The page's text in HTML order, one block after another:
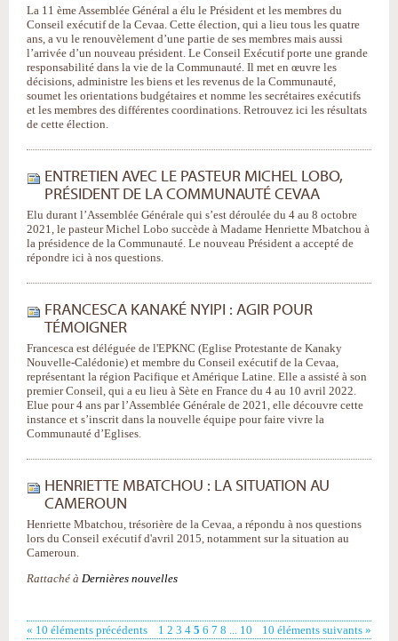
La 11 ème Assemblée Général a élu le Président et les membres du
Conseil exécutif de la Cevaa. Cette élection, qui a lieu tous les quatre
ans, a vu le renouvèlement d’une partie de ses membres mais aussi
l’arrivée d’un nouveau président. Le Conseil Exécutif porte une grande
responsabilité dans la vie de la Communauté. Il met en œuvre les
décisions, administre les biens et les revenus de la Communauté,
soumet les orientations budgétaires et nomme les secrétaires exécutifs
et les membres des différentes coordinations. Retrouvez ici les résultats
de cette élection.
ENTRETIEN AVEC LE PASTEUR MICHEL LOBO,
PRÉSIDENT DE LA COMMUNAUTÉ CEVAA
Elu durant l’Assemblée Générale qui s’est déroulée du 4 au 8 octobre
2021, le pasteur Michel Lobo succède à Madame Henriette Mbatchou à
la présidence de la Communauté. Le nouveau Président a accepté de
répondre ici à nos questions.
FRANCESCA KANAKÉ NYIPI : AGIR POUR
TÉMOIGNER
Francesca est déléguée de l'EPKNC (Eglise Protestante de Kanaky
Nouvelle-Calédonie) et membre du Conseil exécutif de la Cevaa,
représentant la région Pacifique et Amérique Latine. Elle a assisté à son
premier Conseil, qui a eu lieu à Sète en France du 4 au 10 avril 2022.
Elue pour 4 ans par l’Assemblée Générale de 2021, elle découvre cette
instance et s’inscrit dans la nouvelle équipe pour faire vivre la
Communauté d’Eglises.
HENRIETTE MBATCHOU : LA SITUATION AU
CAMEROUN
Henriette Mbatchou, trésorière de la Cevaa, a répondu à nos questions
lors du Conseil exécutif d'avril 2015, notamment sur la situation au
Cameroun.
Rattaché à Dernières nouvelles
« 10 éléments précédents 10 éléments suivants »
1 2 3 4 5 6 7 8 ... 10